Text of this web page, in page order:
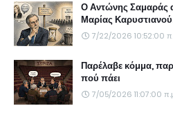
Ο Αντώνης Σαμαράς
Μαρίας
7/22/2026 10:52:00
Παρέλαβε κόμμα,
πού πάει
7/05/2026 11:07:00